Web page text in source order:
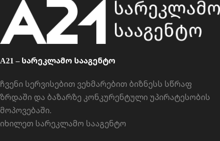
A21 – სარეკლამო სააგენტო
ჩვენი სერვისებით ვეხმარებით ბიზნესს სწრაფ
ზრდაში და ბაზარზე კონკურენტული უპირატესობის
მოპოვებაში.
იხილეთ სარეკლამო სააგენტო